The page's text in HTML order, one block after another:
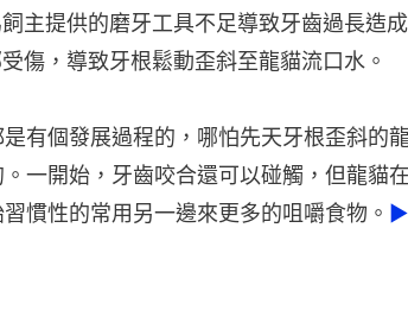
主提供的磨牙工具不足導致牙齒過長造
傷，導致牙根鬆動歪斜至龍貓流口水。
有個發展過程的，哪怕先天牙根歪斜的
一開始，牙齒咬合還可以碰觸，但龍貓
慣性的常用另一邊來更多的咀嚼食物。